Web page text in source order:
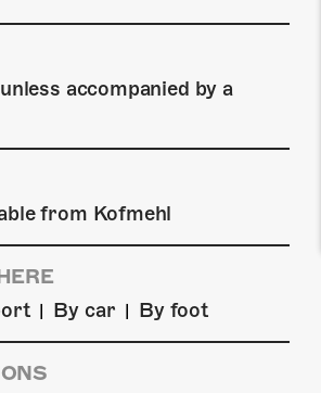
accompanied by a
from Kofmehl
By car By foot